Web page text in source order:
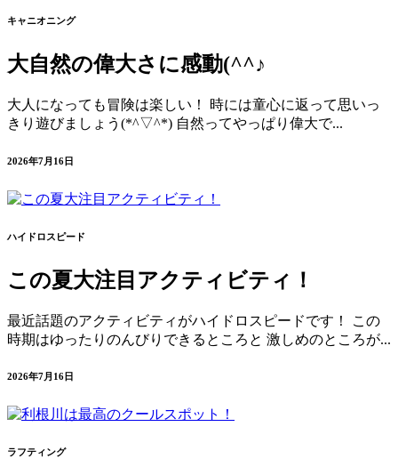
キャニオニング
大自然の偉大さに感動(^^♪
大人になっても冒険は楽しい！ 時には童心に返って思いっ
きり遊びましょう(*^▽^*) 自然ってやっぱり偉大で...
2026年7月16日
ハイドロスピード
この夏大注目アクティビティ！
最近話題のアクティビティがハイドロスピードです！ この
時期はゆったりのんびりできるところと 激しめのところが...
2026年7月16日
ラフティング